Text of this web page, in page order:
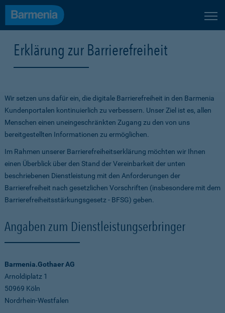
Erklärung zur Barrierefreiheit
Wir setzen uns dafür ein, die digitale Barrierefreiheit in den Barmenia
Kundenportalen kontinuierlich zu verbessern. Unser Ziel ist es, allen
Menschen einen uneingeschränkten Zugang zu den von uns
bereitgestellten Informationen zu ermöglichen.
Im Rahmen unserer Barrierefreiheitserklärung möchten wir Ihnen
einen Überblick über den Stand der Vereinbarkeit der unten
beschriebenen Dienstleistung mit den Anforderungen der
Barrierefreiheit nach gesetzlichen Vorschriften (insbesondere mit dem
Barrierefreiheitsstärkungsgesetz - BFSG) geben.
Angaben zum Dienstleistungserbringer
Barmenia.Gothaer AG
Arnoldiplatz 1
50969 Köln
Nordrhein-Westfalen